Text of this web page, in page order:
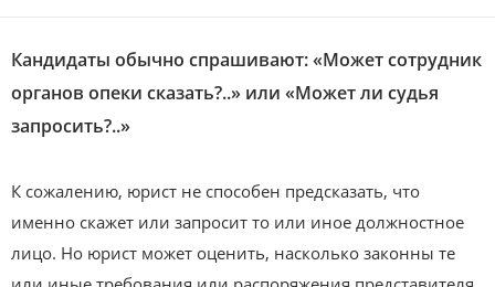
Кандидаты обычно спрашивают: «Может сотрудник
органов опеки сказать?..» или «Может ли судья
запросить?..»
К сожалению, юрист не способен предсказать, что
именно скажет или запросит то или иное должностное
лицо. Но юрист может оценить, насколько законны те